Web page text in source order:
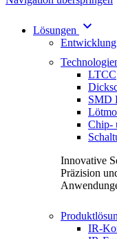
Lösungen
Entwicklung
LTCC
SMD
Chip-
Innovative
Präzision
IR-